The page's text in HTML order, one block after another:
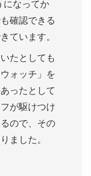
になってか
確認できる
ています。
たとしても
ォッチ」を
ったとして
が駆けつけ
ので、その
ました。